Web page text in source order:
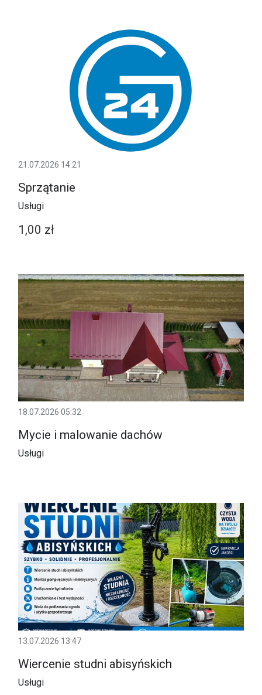
21.07.2026 14:21
Sprzątanie
Usługi
1,00 zł
18.07.2026 05:32
Mycie i malowanie dachów
Usługi
13.07.2026 13:47
Wiercenie studni abisyńskich
Usługi